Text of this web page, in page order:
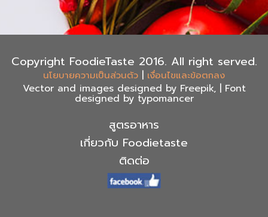
Copyright FoodieTaste 2016. All right served.
นโยบายความเป็นส่วนตัว | เงื่อนไขและข้อตกลง
Vector and images designed by Freepik, | Font
designed by typomancer
สูตรอาหาร
เกี่ยวกับ Foodietaste
ติดต่อ